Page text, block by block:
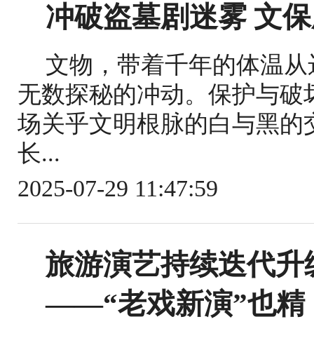
冲破盗墓剧迷雾 文
文物，带着千年的体温
无数探秘的冲动。保护与
场关乎文明根脉的白与黑
长...
2025-07-29 11:47:59
旅游演艺持续迭代
——“老戏新演”也精